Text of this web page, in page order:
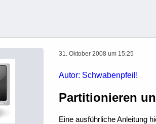
31. Oktober 2008 um 15:25
Autor: Schwabenpfeil!
Partitionieren
Eine ausführliche Anleitung